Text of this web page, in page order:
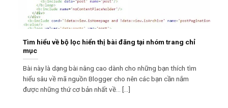
Tìm hiểu về bộ lọc hiển thị bài đăng tại nhóm trang chỉ
mục
Bài này là dạng bài nâng cao dành cho những bạn thích tìm
hiểu sâu về mã nguồn Blogger cho nên các bạn cần nắm
được những thứ cơ bản nhất về... [...]